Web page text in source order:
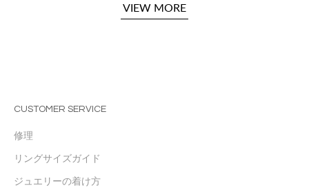
VIEW MORE
CUSTOMER SERVICE
修理
リングサイズガイド
ジュエリーの着け方